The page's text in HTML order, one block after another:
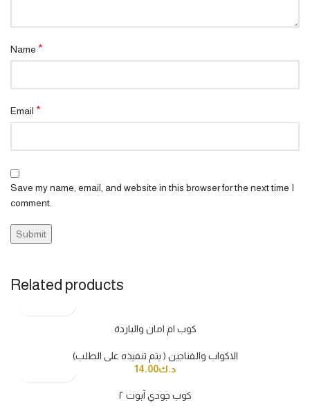
Name *
Email *
Save my name, email, and website in this browser for the next time I
comment.
Related products
كوب ام امان والباردة
الاكواب والفناجين ( يتم تنفيذه على الطلب)
د.ك14.00
كوب جودي آبوت ٢